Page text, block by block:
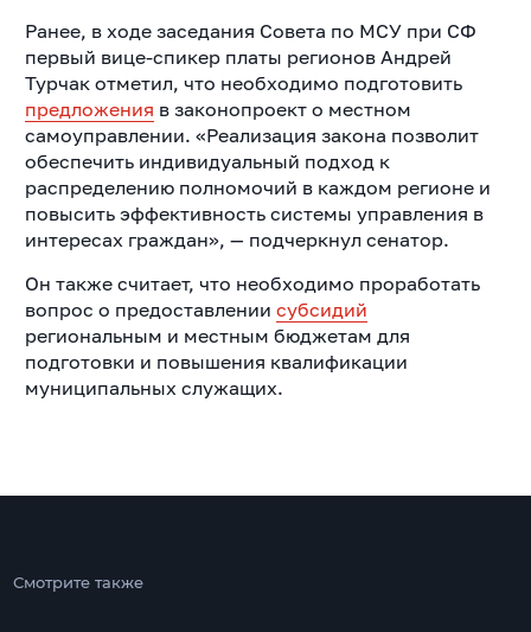
Ранее, в ходе заседания Совета по МСУ при СФ
первый вице-спикер платы регионов Андрей
Турчак отметил, что необходимо подготовить
предложения в законопроект о местном
самоуправлении. «Реализация закона позволит
обеспечить индивидуальный подход к
распределению полномочий в каждом регионе и
повысить эффективность системы управления в
интересах граждан», — подчеркнул сенатор.
Он также считает, что необходимо проработать
вопрос о предоставлении субсидий
региональным и местным бюджетам для
подготовки и повышения квалификации
муниципальных служащих.
Смотрите также